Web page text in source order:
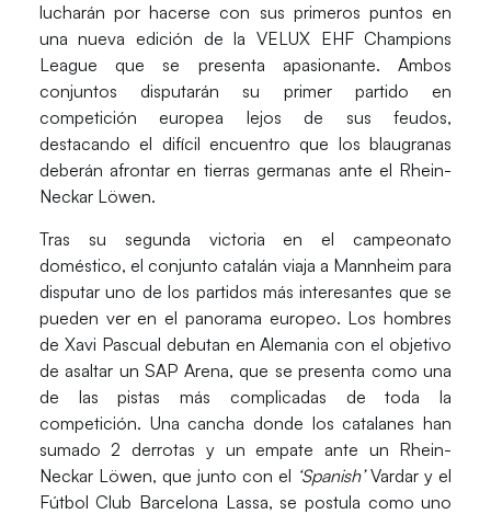
lucharán por hacerse con sus primeros puntos en
una nueva edición de la VELUX EHF Champions
League que se presenta apasionante. Ambos
conjuntos disputarán su primer partido en
competición europea lejos de sus feudos,
destacando el difícil encuentro que los blaugranas
deberán afrontar en tierras germanas ante el Rhein-
Neckar Löwen.
Tras su segunda victoria en el campeonato
doméstico, el conjunto catalán viaja a Mannheim para
disputar uno de los partidos más interesantes que se
pueden ver en el panorama europeo. Los hombres
de Xavi Pascual debutan en Alemania con el objetivo
de asaltar un SAP Arena, que se presenta como una
de las pistas más complicadas de toda la
competición. Una cancha donde los catalanes han
sumado 2 derrotas y un empate ante un Rhein-
Neckar Löwen, que junto con el ‘Spanish’Vardar y el
Fútbol Club Barcelona Lassa, se postula como uno